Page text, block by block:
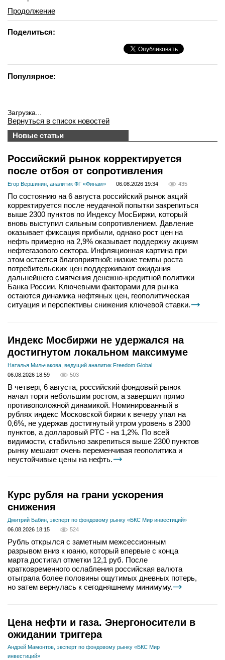
Продолжение
Поделиться:
Популярное:
Загрузка...
Вернуться в список новостей
Новые статьи
Российский рынок корректируется
после отбоя от сопротивления
Егор Вершинин, аналитик ФГ «Финам» 06.08.2026 19:34 435
По состоянию на 6 августа российский рынок акций
корректируется после неудачной попытки закрепиться
выше 2300 пунктов по Индексу МосБиржи, который
вновь выступил сильным сопротивлением. Давление
оказывает фиксация прибыли, однако рост цен на
нефть примерно на 2,9% оказывает поддержку акциям
нефтегазового сектора. Инфляционная картина при
этом остается благоприятной: низкие темпы роста
потребительских цен поддерживают ожидания
дальнейшего смягчения денежно-кредитной политики
Банка России. Ключевыми факторами для рынка
остаются динамика нефтяных цен, геополитическая
ситуация и перспективы снижения ключевой ставки.
Индекс Мосбиржи не удержался на
достигнутом локальном максимуме
Наталья Мильчакова, ведущий аналитик Freedom Global
06.08.2026 18:59
503
В четверг, 6 августа, российский фондовый рынок
начал торги небольшим ростом, а завершил прямо
противоположной динамикой. Номинированный в
рублях индекс Московской биржи к вечеру упал на
0,6%, не удержав достигнутый утром уровень в 2300
пунктов, а долларовый РТС - на 1,2%. По всей
видимости, стабильно закрепиться выше 2300 пунктов
рынку мешают очень переменчивая геополитика и
неустойчивые цены на нефть.
Курс рубля на грани ускорения
снижения
Дмитрий Бабин, эксперт по фондовому рынку «БКС Мир инвестиций»
06.08.2026 18:15
524
Рубль открылся с заметным межсессионным
разрывом вниз к юаню, который впервые с конца
марта достигал отметки 12,1 руб. После
кратковременного ослабления российская валюта
отыграла более половины ощутимых дневных потерь,
но затем вернулась к сегодняшнему минимуму.
Цена нефти и газа. Энергоносители в
ожидании триггера
Андрей Мамонтов, эксперт по фондовому рынку «БКС Мир
инвестиций»